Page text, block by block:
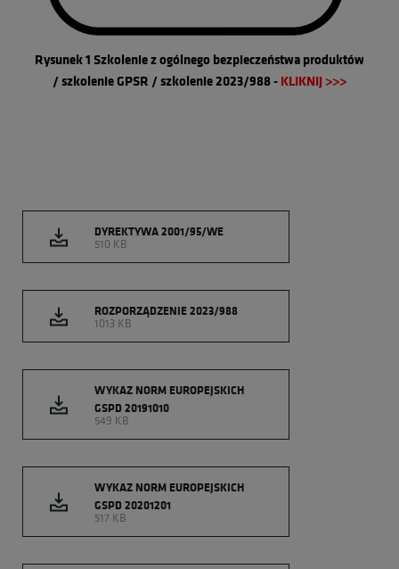
Rysunek 1 Szkolenie z ogólnego bezpieczeństwa produktów
/ szkolenie GPSR / szkolenie 2023/988-KLIKNIJ >>>
DYREKTYWA 2001/95/WE
510 KB
ROZPORZĄDZENIE 2023/988
1013 KB
WYKAZ NORM EUROPEJSKICH
GSPD 20191010
549 KB
WYKAZ NORM EUROPEJSKICH
GSPD 20201201
517 KB